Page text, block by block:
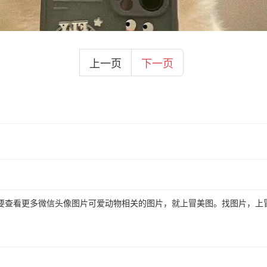
上一页 下一页
看更多微信头像图片可爱动物相关的图片，就上冒美图。找图片，